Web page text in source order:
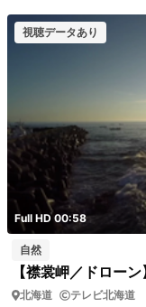
視聴データあり
Full HD 00:58
自然
【襟裳岬／ドロー
北海道 テレビ北海道